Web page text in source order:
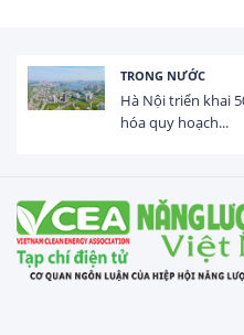
TRONG NƯỚC
Hà Nội triển khai
hóa quy hoạch...